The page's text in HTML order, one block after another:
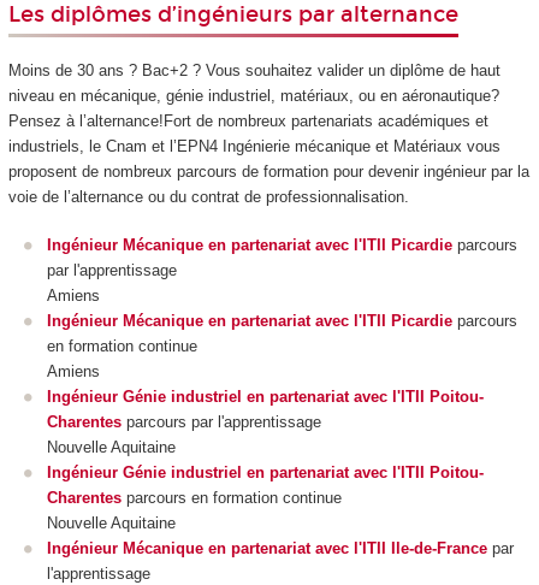
Les diplômes d’ingénieurs par alternance
Moins de 30 ans ? Bac+2 ? Vous souhaitez valider un diplôme de haut
niveau en mécanique, génie industriel, matériaux, ou en aéronautique?
Pensez à l’alternance!Fort de nombreux partenariats académiques et
industriels, le Cnam et l’EPN4 Ingénierie mécanique et Matériaux vous
proposent de nombreux parcours de formation pour devenir ingénieur par la
voie de l’alternanceou du contrat de professionnalisation.
Ingénieur Mécanique en partenariat avec l'ITII Picardie parcours
par l'apprentissage
Amiens
Ingénieur Mécanique en partenariat avec l'ITII Picardie parcours
en formation continue
Amiens
Ingénieur Génie industriel en partenariat avec l'ITII Poitou-
Charentes parcours par l'apprentissage
Nouvelle Aquitaine
Ingénieur Génie industriel en partenariat avec l'ITII Poitou-
Charentes parcours en formation continue
Nouvelle Aquitaine
Ingénieur Mécanique en partenariat avec l'ITII Ile-de-France par
l'apprentissage